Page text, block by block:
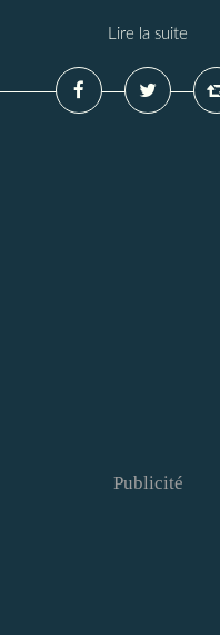
Lire la suite
Publicité